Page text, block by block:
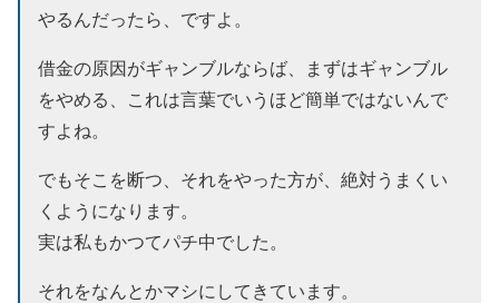
やるんだったら、ですよ。
借金の原因がギャンブルならば、まずはギャンブル
をやめる、これは言葉でいうほど簡単ではないんで
すよね。
でもそこを断つ、それをやった方が、絶対うまくい
くようになります。
実は私もかつてパチ中でした。
それをなんとかマシにしてきています。